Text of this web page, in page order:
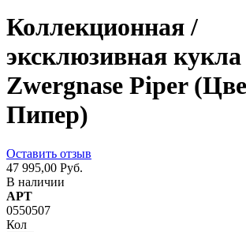
Коллекционная /
эксклюзивная кукла
Zwergnase Piper
Пипер)
Оставить отзыв
47 995,00 Руб.
В наличии
АРТ
0550507
Кол